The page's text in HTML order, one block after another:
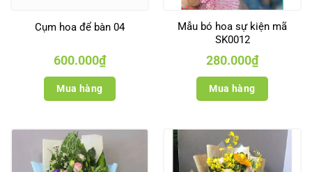
Cụm hoa để bàn 04
600.000₫
Mua hàng
Mẫu bó hoa sự kiện mã
SK0012
280.000₫
Mua hàng